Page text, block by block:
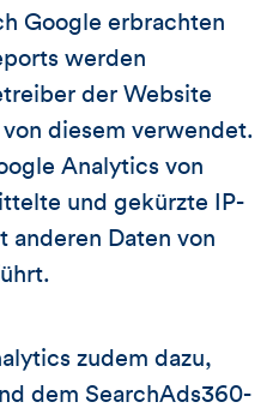
Google erbrachten
werden
der Website
diesem verwendet.
Analytics von
und gekürzte IP-
anderen Daten von
zudem dazu,
dem SearchAds360-